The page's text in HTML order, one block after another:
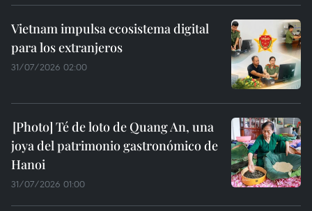
Vietnam impulsa ecosistema digital
para los extranjeros
31/07/2026 02:00
Té de loto de Quang An, una
joya del patrimonio gastronómico de
Hanoi
31/07/2026 01:00